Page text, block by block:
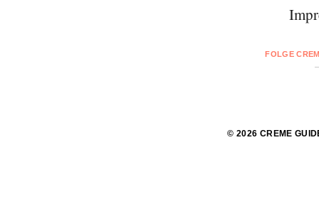
FOLGE
© 2026 CREME